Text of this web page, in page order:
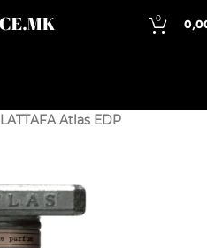
0
LATTAFA Atlas EDP